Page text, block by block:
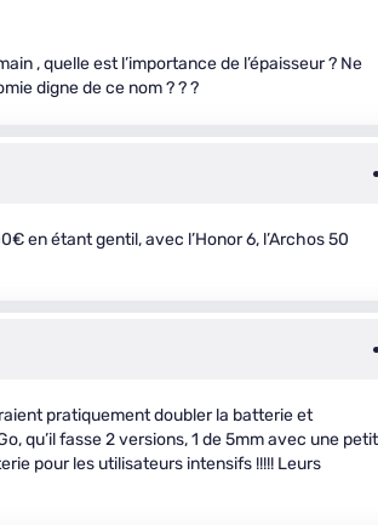
, quelle est l’importance de l’épaisseur ? Ne
digne de ce nom ? ? ?
en étant gentil, avec l’Honor 6, l’Archos 50
pratiquement doubler la batterie et
qu’il fasse 2 versions, 1 de 5mm avec une
pour les utilisateurs intensifs !!!!! Leurs